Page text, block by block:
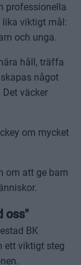
professionella
viktigt mål:
och unga.
håll, träffa
något
väcker
om mycket
om att ge barn
oss"
BK
ett viktigt steg